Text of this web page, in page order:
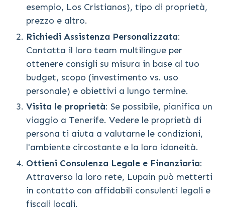
esempio, Los Cristianos), tipo di proprietà,
prezzo e altro.
Richiedi Assistenza Personalizzata:
Contatta il loro team multilingue per
ottenere consigli su misura in base al tuo
budget, scopo (investimento vs. uso
personale) e obiettivi a lungo termine.
Visita le proprietà: Se possibile, pianifica un
viaggio a Tenerife. Vedere le proprietà di
persona ti aiuta a valutarne le condizioni,
l'ambiente circostante e la loro idoneità.
Ottieni Consulenza Legale e Finanziaria:
Attraverso la loro rete, Lupain può metterti
in contatto con affidabili consulenti legali e
fiscali locali.